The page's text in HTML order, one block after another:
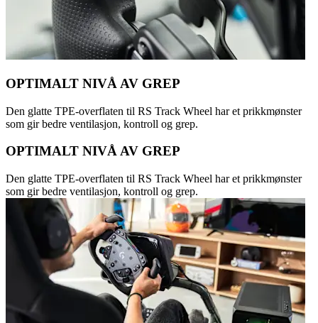
OPTIMALT NIVÅ AV GREP
Den glatte TPE-overflaten til RS Track Wheel har et prikkmønster
som gir bedre ventilasjon, kontroll og grep.
OPTIMALT NIVÅ AV GREP
Den glatte TPE-overflaten til RS Track Wheel har et prikkmønster
som gir bedre ventilasjon, kontroll og grep.